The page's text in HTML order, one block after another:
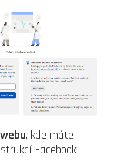
, kde máte
Facebook